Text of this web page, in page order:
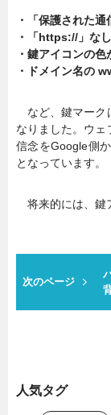
・「保護された
・「https://」なし
・鍵アイコンの
・ドメイン名の
など、鍵マーク
なりました。ウェ
信念をGoogle側
となっています。
将来的には、鍵
次のページ
人気タグ